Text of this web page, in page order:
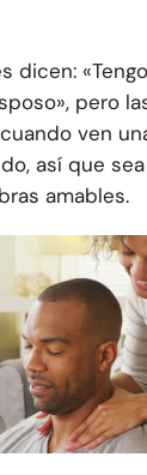
dicen:
pero
ven
así que
amables.